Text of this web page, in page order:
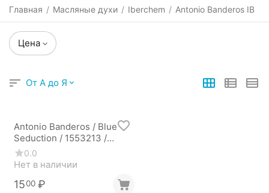
Главная / Масляные духи / Iberchem / Antonio Banderos IB
Цена
От А до Я
Antonio Banderos / Blue
Seduction / 1553213 /
IBERCHEM
0.0
Нет в наличии
1500 ₽